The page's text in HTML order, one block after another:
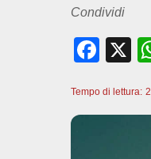
Condividi
F
c
X
Tempo di lettura: 2